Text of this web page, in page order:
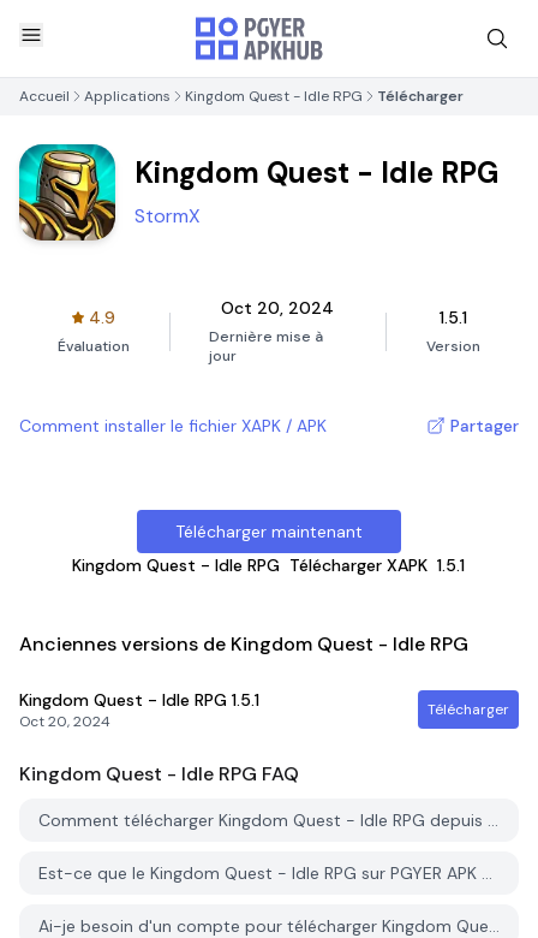
Accueil Applications Kingdom Quest - Idle RPG Télécharger
Kingdom Quest - Idle RPG
StormX
4.9
Évaluation
Oct 20, 2024
Dernière mise à
jour
1.5.1
Version
Comment installer le fichier XAPK / APK Partager
Télécharger maintenant
Kingdom Quest - Idle RPG Télécharger XAPK 1.5.1
Anciennes versions de Kingdom Quest - Idle RPG
Kingdom Quest - Idle RPG 1.5.1
Oct 20, 2024
Télécharger
Kingdom Quest - Idle RPG FAQ
Comment télécharger Kingdom Quest - Idle RPG depuis PGYER APK HUB?
Est-ce que le Kingdom Quest - Idle RPG sur PGYER APK HUB est gratuit?
Ai-je besoin d'un compte pour télécharger Kingdom Quest - Idle RPG depuis PGYER APK HUB?